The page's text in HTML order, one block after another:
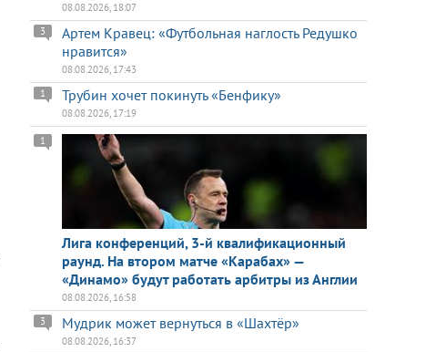
08.08.2026, 18:07
Артем Кравец: «Футбольная наглость Редушко
нравится»
3
08.08.2026, 17:43
Трубин хочет покинуть «Бенфику»
1
08.08.2026, 17:19
Лига конференций, 3-й квалификационный
раунд. На втором матче «Карабах» —
«Динамо» будут работать арбитры из Англии
1
08.08.2026, 16:58
Мудрик может вернуться в «Шахтёр»
3
08.08.2026, 16:37